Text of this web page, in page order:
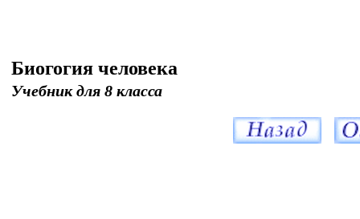
Биогогия человека
Учебник для 8 класса